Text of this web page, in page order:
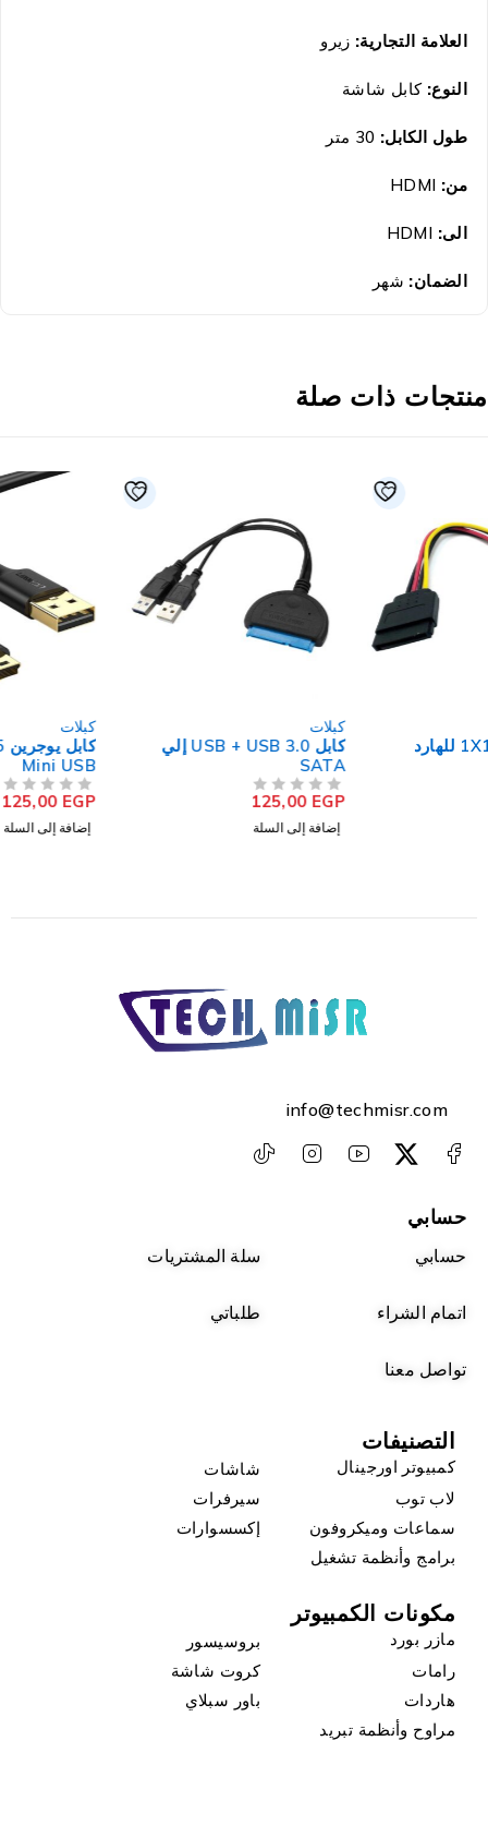
العلامة التجارية: زيرو
النوع:كابل شاشة
طول الكابل:30 متر
من: HDMI
الى:HDMI
الضمان:شهر
ذات صلة
كابل USB + USB 3.0 إلي
كابل يوجرين 10355 USB إلى
info@techmisr.com
حسابي
حسابي سلة المشتريات
اتمام الشراء طلباتي
تواصل معنا
التصنيفات
كمبيوتر اورجينال
شاشات
لاب توب
سيرفرات
سماعات وميكروفون
إكسسوارات
برامج وأنظمة تشغيل
مكونات الكمبيوتر
مازر بورد
بروسيسور
رامات
كروت شاشة
هاردات
باور سبلاي
مراوح وأنظمة تبريد